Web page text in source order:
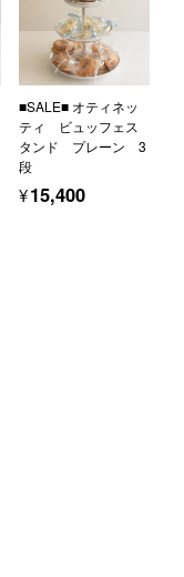
■SALE■ オティネッ
ティ ビュッフェス
タンド プレーン 3
段
¥15,400